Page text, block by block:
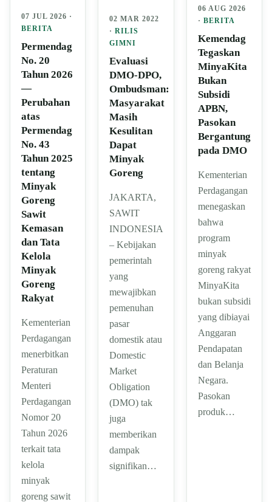
07 JUL 2026 ·
BERITA
Permendag
No. 20
Tahun 2026
—
Perubahan
atas
Permendag
No. 43
Tahun 2025
tentang
Minyak
Goreng
Sawit
Kemasan
dan Tata
Kelola
Minyak
Goreng
Rakyat
Kementerian
Perdagangan
menerbitkan
Peraturan
Menteri
Perdagangan
Nomor 20
Tahun 2026
terkait tata
kelola
minyak
goreng sawit
02 MAR 2022
·RILIS
GIMNI
Evaluasi
DMO-DPO,
Ombudsman:
Masyarakat
Masih
Kesulitan
Dapat
Minyak
Goreng
JAKARTA,
SAWIT
INDONESIA
– Kebijakan
pemerintah
yang
mewajibkan
pemenuhan
pasar
domestik atau
Domestic
Market
Obligation
(DMO) tak
juga
memberikan
dampak
signifikan…
06 AUG 2026
· BERITA
Kemendag
Tegaskan
MinyaKita
Bukan
Subsidi
APBN,
Pasokan
Bergantung
pada DMO
Kementerian
Perdagangan
menegaskan
bahwa
program
minyak
goreng rakyat
MinyaKita
bukan subsidi
yang dibiayai
Anggaran
Pendapatan
dan Belanja
Negara.
Pasokan
produk…